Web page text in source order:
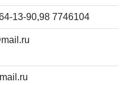
13-90,98 7746104